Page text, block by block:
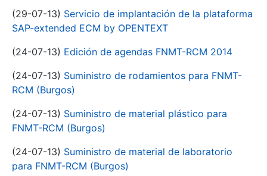
(29-07-13) Servicio de implantación de la plataforma
SAP-extended ECM by OPENTEXT
(24-07-13) Edición de agendas FNMT-RCM 2014
(24-07-13) Suministro de rodamientos para FNMT-
RCM (Burgos)
(24-07-13) Suministro de material plástico para
FNMT-RCM (Burgos)
(24-07-13) Suministro de material de laboratorio
para FNMT-RCM (Burgos)